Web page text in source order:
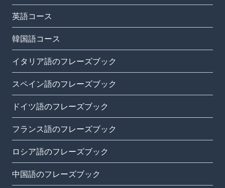
英語コース
韓国語コース
イタリア語のフレーズブック
スペイン語のフレーズブック
ドイツ語のフレーズブック
フランス語のフレーズブック
ロシア語のフレーズブック
中国語のフレーズブック